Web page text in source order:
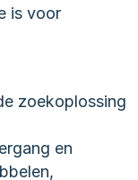
is voor
zoekoplossing
en